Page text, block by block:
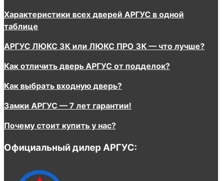
Характеристики всех дверей АРГУС в одной
таблице
АРГУС ЛЮКС 3К или ЛЮКС ПРО 3К — что лучше?
Как отличить дверь АРГУС от подделок?
Как выбрать входную дверь?
Замки АРГУС — 7 лет гарантии!
Почему стоит купить у нас?
Официальный дилер АРГУС: